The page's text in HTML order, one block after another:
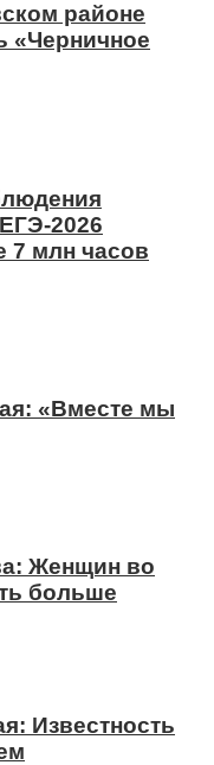
районе
«Черничное
2026
7 млн часов
«Вместе мы
Женщин во
больше
Известность